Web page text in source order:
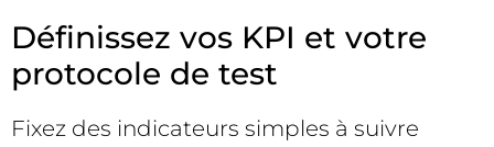
Définissez vos KPI et votre
protocole de test
Fixez des indicateurs simples à suivre